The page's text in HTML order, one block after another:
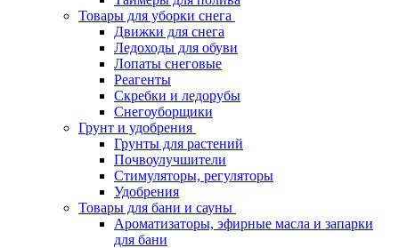
Товары для уборки снега
Движки для снега
Ледоходы для обуви
Лопаты снеговые
Реагенты
Скребки и ледорубы
Снегоуборщики
Грунт и удобрения
Грунты для растений
Почвоулучшители
Стимуляторы, регуляторы
Удобрения
Товары для бани и сауны
Ароматизаторы, эфирные масла и запарки
для бани